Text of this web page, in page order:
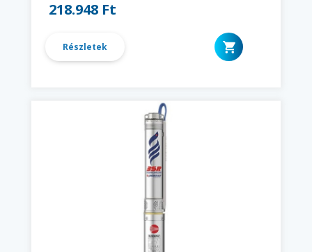
218.948 Ft
Részletek